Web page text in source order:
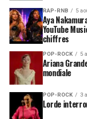
SUJETS ASSOCIÉS:
RAP-RNB 5
Aya
YouTube
chiffres
POP-ROCK 5
Ariana
mondiale
POP-ROCK 3
Lorde